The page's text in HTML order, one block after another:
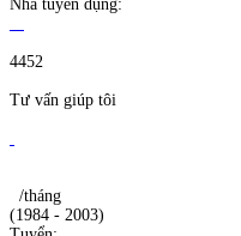
Nhà tuyển dụng:
4452
Tư vấn giúp tôi
/tháng
(1984 - 2003)